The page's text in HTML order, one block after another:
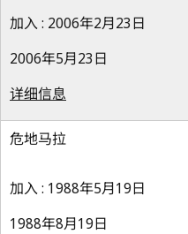
加入 : 2006年2月23日
2006年5月23日
详细信息
危地马拉
加入 : 1988年5月19日
1988年8月19日